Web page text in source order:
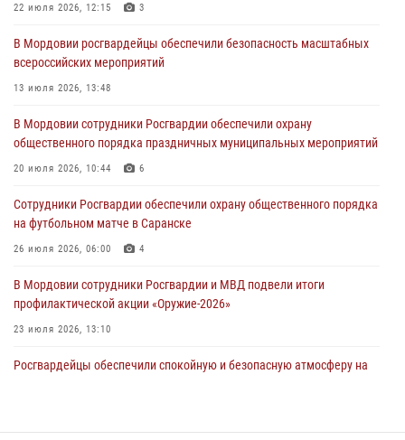
подозреваемого в причинении телесных повреждений супруге
05 августа 2026, 12:34
проведения масштабного праздника в Темникове
05 августа 2026, 09:04 4
разрешительной работы передал очередную партию вооружения в
зону СВО
04 августа 2026, 11:13
22 июля 2026, 12:15 3
В Мордовии росгвардейцы обеспечили безопасность масштабных
всероссийских мероприятий
13 июля 2026, 13:48
В Мордовии сотрудники Росгвардии обеспечили охрану
общественного порядка праздничных муниципальных мероприятий
20 июля 2026, 10:44 6
Сотрудники Росгвардии обеспечили охрану общественного порядка
на футбольном матче в Саранске
26 июля 2026, 06:00 4
В Мордовии сотрудники Росгвардии и МВД подвели итоги
профилактической акции «Оружие‑2026»
23 июля 2026, 13:10
Росгвардейцы обеспечили спокойную и безопасную атмосферу на